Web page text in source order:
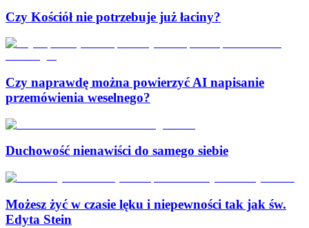
Czy Kościół nie potrzebuje już łaciny?
Czy naprawdę można powierzyć AI napisanie
przemówienia weselnego?
Duchowość nienawiści do samego siebie
Możesz żyć w czasie lęku i niepewności tak jak św.
Edyta Stein